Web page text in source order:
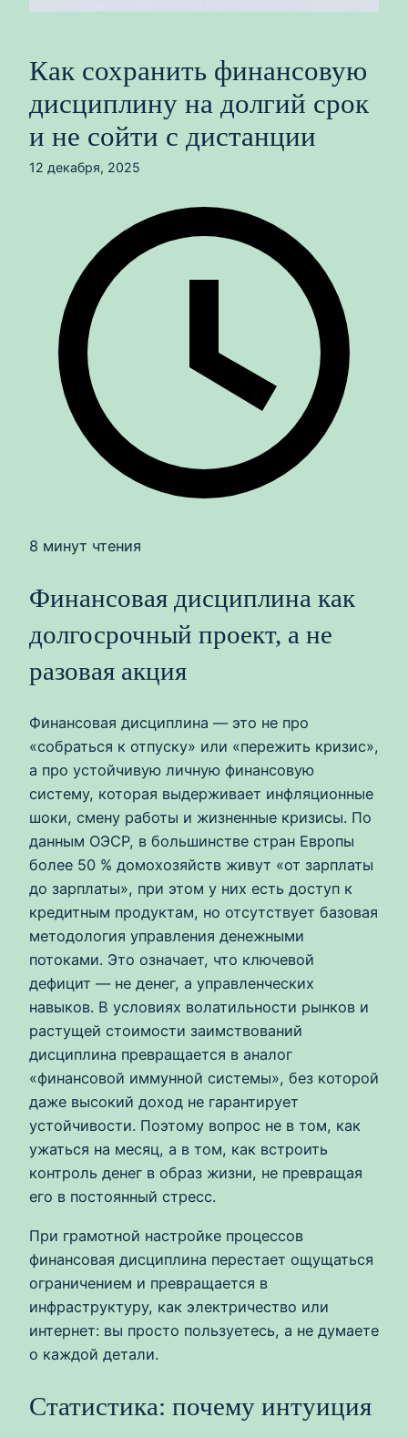
Как сохранить финансовую
дисциплину на долгий срок
и не сойти с дистанции
12 декабря, 2025
8 минут чтения
Финансовая дисциплина как
долгосрочный проект, а не
разовая акция
Финансовая дисциплина — это не про
«собраться к отпуску» или «пережить кризис»,
а про устойчивую личную финансовую
систему, которая выдерживает инфляционные
шоки, смену работы и жизненные кризисы. По
данным ОЭСР, в большинстве стран Европы
более 50 % домохозяйств живут «от зарплаты
до зарплаты», при этом у них есть доступ к
кредитным продуктам, но отсутствует базовая
методология управления денежными
потоками. Это означает, что ключевой
дефицит — не денег, а управленческих
навыков. В условиях волатильности рынков и
растущей стоимости заимствований
дисциплина превращается в аналог
«финансовой иммунной системы», без которой
даже высокий доход не гарантирует
устойчивости. Поэтому вопрос не в том, как
ужаться на месяц, а в том, как встроить
контроль денег в образ жизни, не превращая
его в постоянный стресс.
При грамотной настройке процессов
финансовая дисциплина перестает ощущаться
ограничением и превращается в
инфраструктуру, как электричество или
интернет: вы просто пользуетесь, а не думаете
о каждой детали.
Статистика: почему интуиция